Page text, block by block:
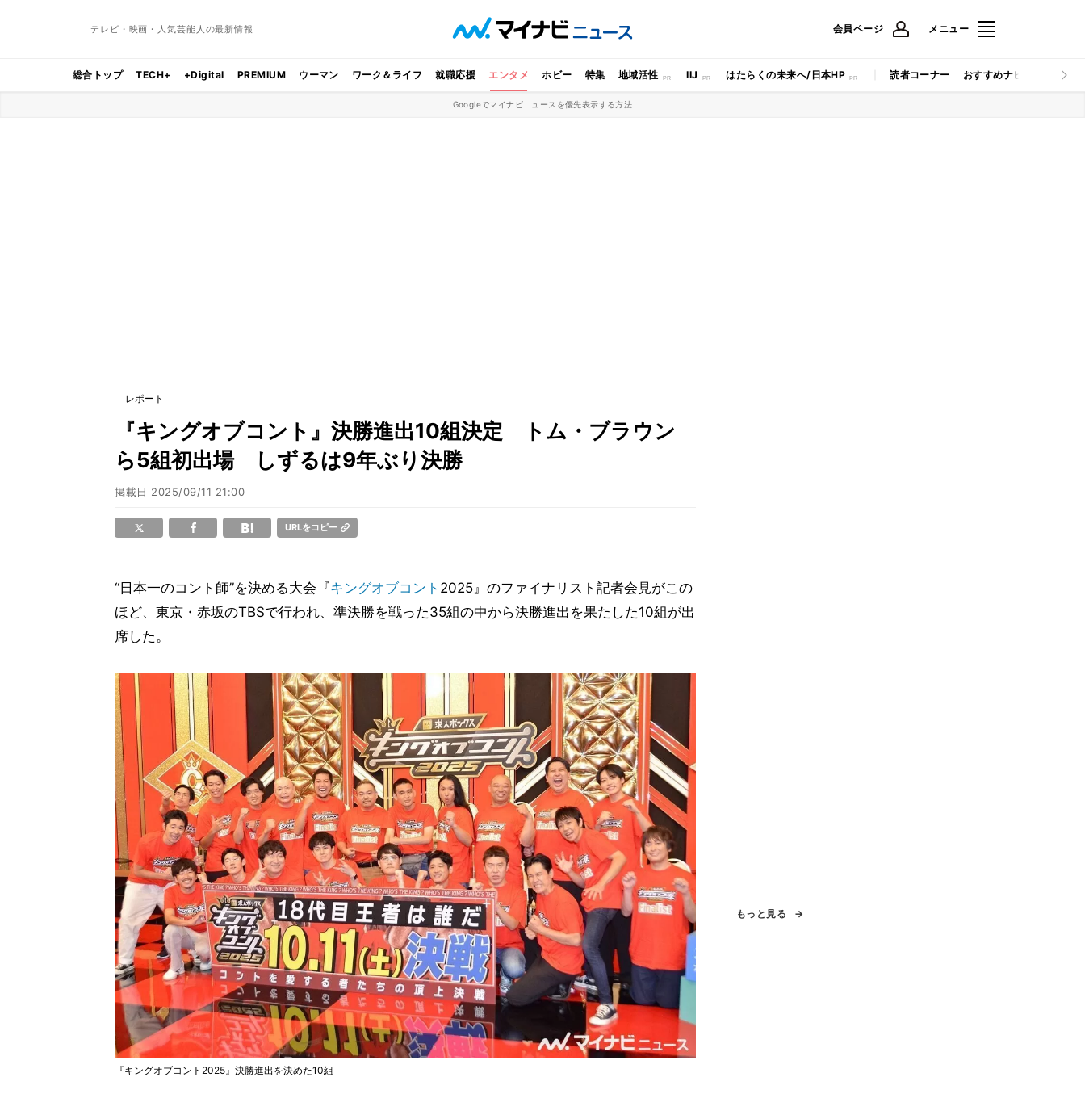
テレビ・映画・人気芸能人の最新情報 会員ページ メニュー
総合トップ TECH+ +Digital PREMIUM ウーマン ワーク＆ライフ 就職応援 エンタメ ホビー 特集 地域活性 IIJ はたらくの未来へ/日本HP 読者コーナー おすすめナビ マイナビ
Googleでマイナビニュースを優先表示する方法
レポート
『キングオブコント』決勝進出10組決定 トム・ブラウン
ら5組初出場 しずるは9年ぶり決勝
掲載日 2025/09/11 21:00
URLをコピー
“日本一のコント師”を決める大会『キングオブコント 2025』のファイナリスト記者会見がこの
ほど、東京・赤坂のTBSで行われ、準決勝を戦った35組の中から決勝進出を果たした10組が出
席した。
『キングオブコント2025』決勝進出を決めた10組
もっと見る